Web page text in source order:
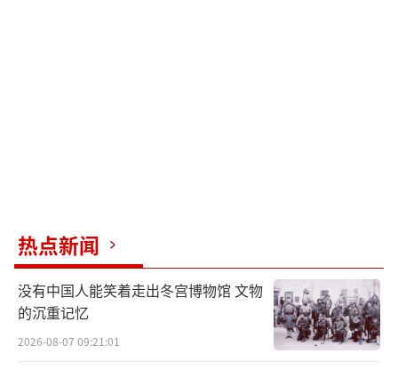
热点新闻
没有中国人能笑着走出冬宫博物馆 文物
的沉重记忆
2026-08-07 09:21:01